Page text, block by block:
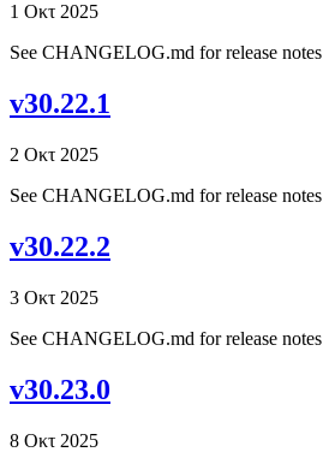
1 Οκτ 2025
See CHANGELOG.md for release notes
v30.22.1
2 Οκτ 2025
See CHANGELOG.md for release notes
v30.22.2
3 Οκτ 2025
See CHANGELOG.md for release notes
v30.23.0
8 Οκτ 2025